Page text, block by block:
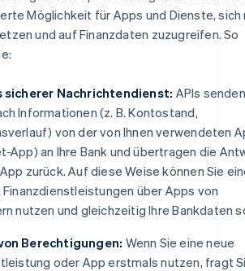
Möglichkeit für Apps und Dienste, sich
und auf Finanzdaten zuzugreifen. So
sicherer Nachrichtendienst: APIs senden
Informationen (z. B. Kontostand,
von der von Ihnen verwendeten
App) an Ihre Bank und übertragen die
zurück. Auf diese Weise können Sie
Finanzdienstleistungen über Apps von
nutzen und gleichzeitig Ihre Bankdaten
Berechtigungen: Wenn Sie eine neue
oder App erstmals nutzen, fragt